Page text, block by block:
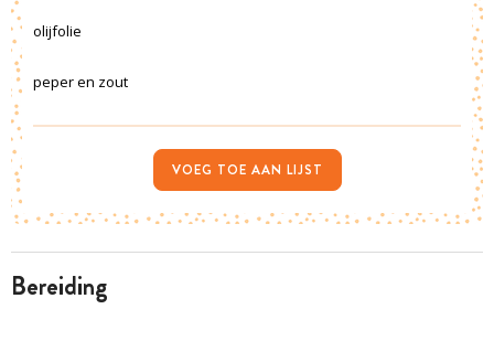
bereiding
olijfolie
peper en zout
VOEG TOE AAN LIJST